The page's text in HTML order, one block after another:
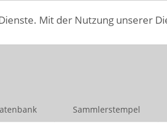
Mit der Nutzung unserer
Sammlerstempel